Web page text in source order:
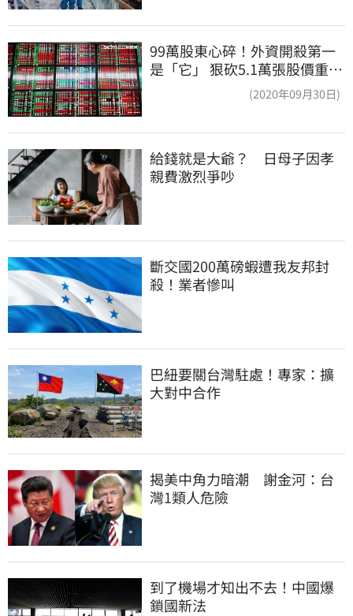
99萬股東心碎！外資開殺第一
是「它」 狠砍5.1萬張股價重挫
(2020年09月30日)
給錢就是大爺？　日母子因孝
親費激烈爭吵
斷交國200萬磅蝦遭我友邦封
殺！業者慘叫
巴紐要關台灣駐處！專家：擴
大對中合作
揭美中角力暗潮　謝金河：台
灣1類人危險
到了機場才知出不去！中國爆
鎖國新法